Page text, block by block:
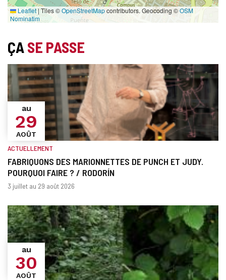
Leaflet|Tiles ©OpenStreetMapcontributors. Geocoding ©OSM
Nominatim
ÇASE PASSE
FABRIQUONS DES MARIONNETTES DE PUNCH ET JUDY.
POURQUOI FAIRE ? / RODORÍN
au
29
AOÛT
Quand?
ACTUELLEMENT
Dates
3 juillet au 29 août 2026
au
30
AOÛT